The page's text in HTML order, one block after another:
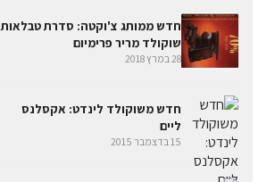
חדש ממותג צ'וקטה: סדרת טבלאות
שוקולד מריר פרימיום
28 במרץ 2018
חדש משוקולד לינדט: אקסלנס
ליים
15 בדצמבר 2015